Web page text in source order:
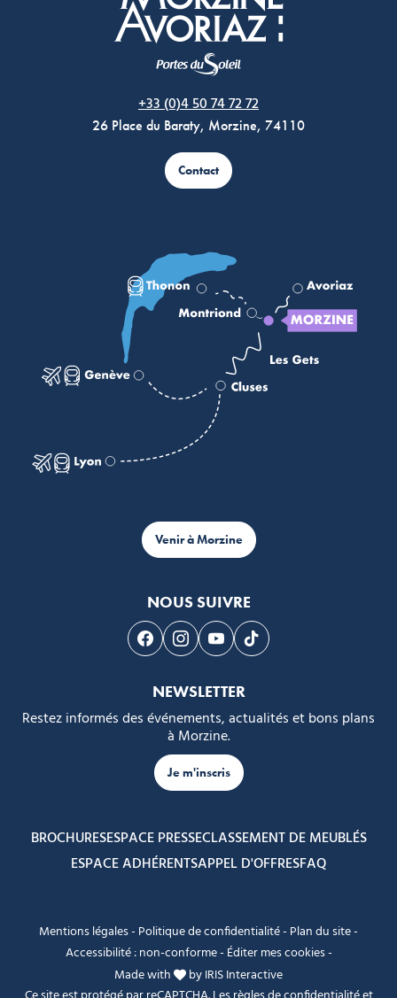
+33 (0)4 50 74 72 72
26 Place du Baraty, Morzine, 74110
Contact
Venir à Morzine
NOUS SUIVRE
Suivez-nous sur Facebook
Suivez-nous sur Instagram
Suivez-nous sur Youtube
Suivez-nous sur
NEWSLETTER
Restez informés des événements, actualités et bons plans
à Morzine.
Je m'inscris
BROCHURESESPACE PRESSECLASSEMENT DE MEUBLÉS
ESPACE ADHÉRENTSAPPEL D'OFFRESFAQ
Mentions légales- Politique de confidentialité- Plan du site-
Accessibilité : non-conforme- Éditer mes cookies-
Made with
byIRIS Interactive